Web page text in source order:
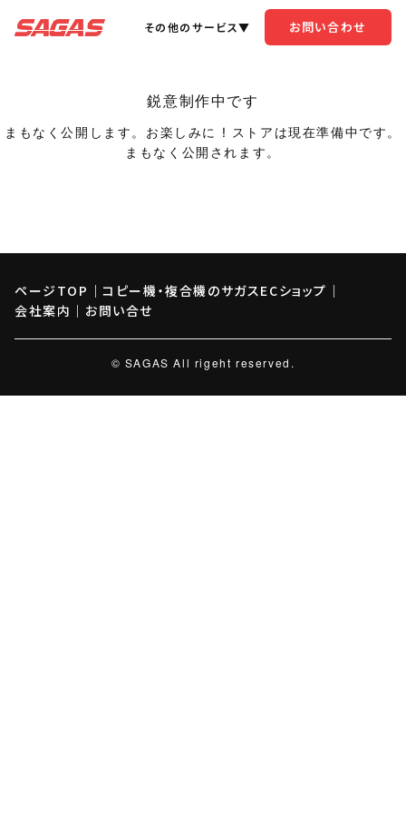
その他のサービス▼ お問い合わせ
鋭意制作中です
まもなく公開します。お楽しみに ! ストアは現在準備中です。
まもなく公開されます。
ページTOP ｜コピー機・複合機のサガスECショップ ｜
会社案内 ｜ お問い合せ
© SAGAS All rigeht reserved.